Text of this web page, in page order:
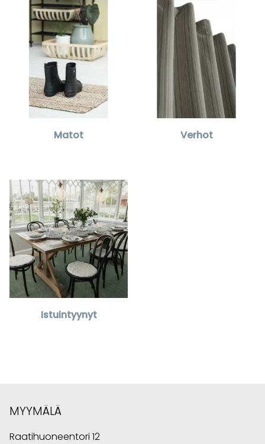
Matot Verhot
Istuintyynyt
MYYMÄLÄ
Raatihuoneentori 12